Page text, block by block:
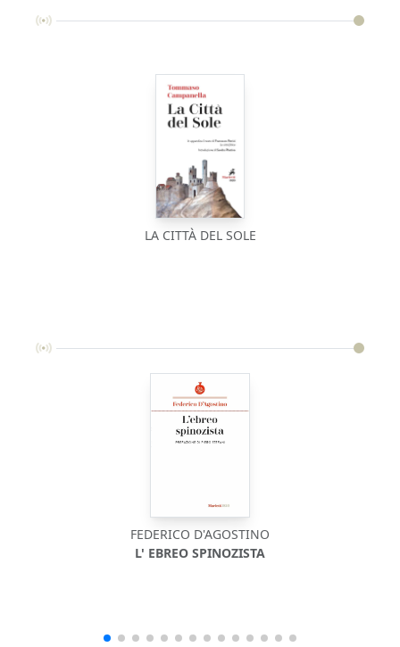
LA CITTÀ DEL SOLE
FEDERICO D'AGOSTINO
L' EBREO SPINOZISTA